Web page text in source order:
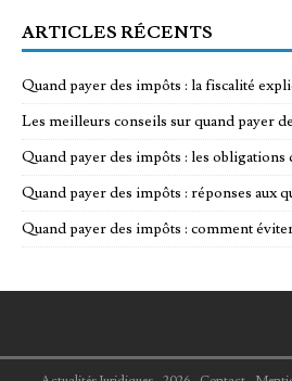
ARTICLES RÉCENTS
Quand payer des impôts : la fiscalité
Les meilleurs conseils sur quand payer
Quand payer des impôts : les
Quand payer des impôts : réponses aux
Quand payer des impôts : comment